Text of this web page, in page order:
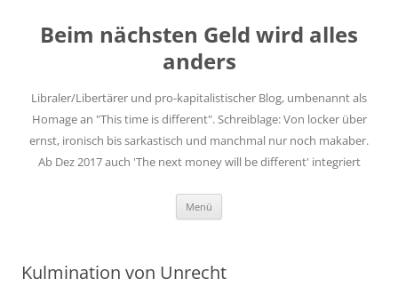
springen
Beim nächsten Geld wird alles
anders
Libraler/Libertärer und pro-kapitalistischer Blog, umbenannt als
Homage an "This time is different". Schreiblage: Von locker über
ernst, ironisch bis sarkastisch und manchmal nur noch makaber.
Ab Dez 2017 auch 'The next money will be different' integriert
Menü
Kulmination von Unrecht